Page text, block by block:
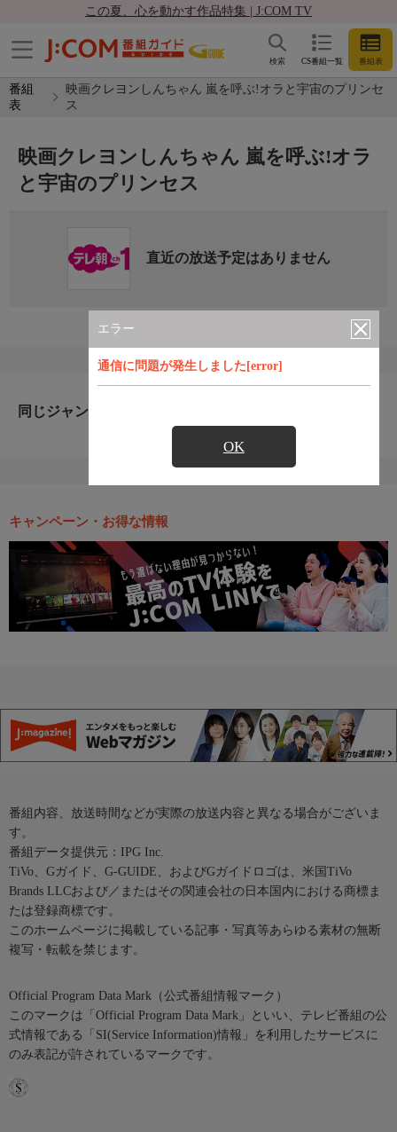
この夏、心を動かす作品特集 | J:COM TV
CS番組一覧 番組表
検索
番組
表
映画クレヨンしんちゃん 嵐を呼ぶ!オラと宇宙のプリンセ
ス
エラー
通信に問題が発生しました[error]
OK
映画クレヨンしんちゃん 嵐を呼ぶ!オラ
と宇宙のプリンセス
直近の放送予定はありません
同じジャンルのおすすめ番組
キャンペーン・お得な情報
番組内容、放送時間などが実際の放送内容と異なる場合がございま
す。
番組データ提供元：IPG Inc.
TiVo、Gガイド、G-GUIDE、およびGガイドロゴは、米国TiVo
Brands LLCおよび／またはその関連会社の日本国内における商標ま
たは登録商標です。
このホームページに掲載している記事・写真等あらゆる素材の無断
複写・転載を禁じます。
Official Program Data Mark（公式番組情報マーク）
このマークは「Official Program Data Mark」といい、テレビ番組の公
式情報である「SI(Service Information)情報」を利用したサービスに
のみ表記が許されているマークです。